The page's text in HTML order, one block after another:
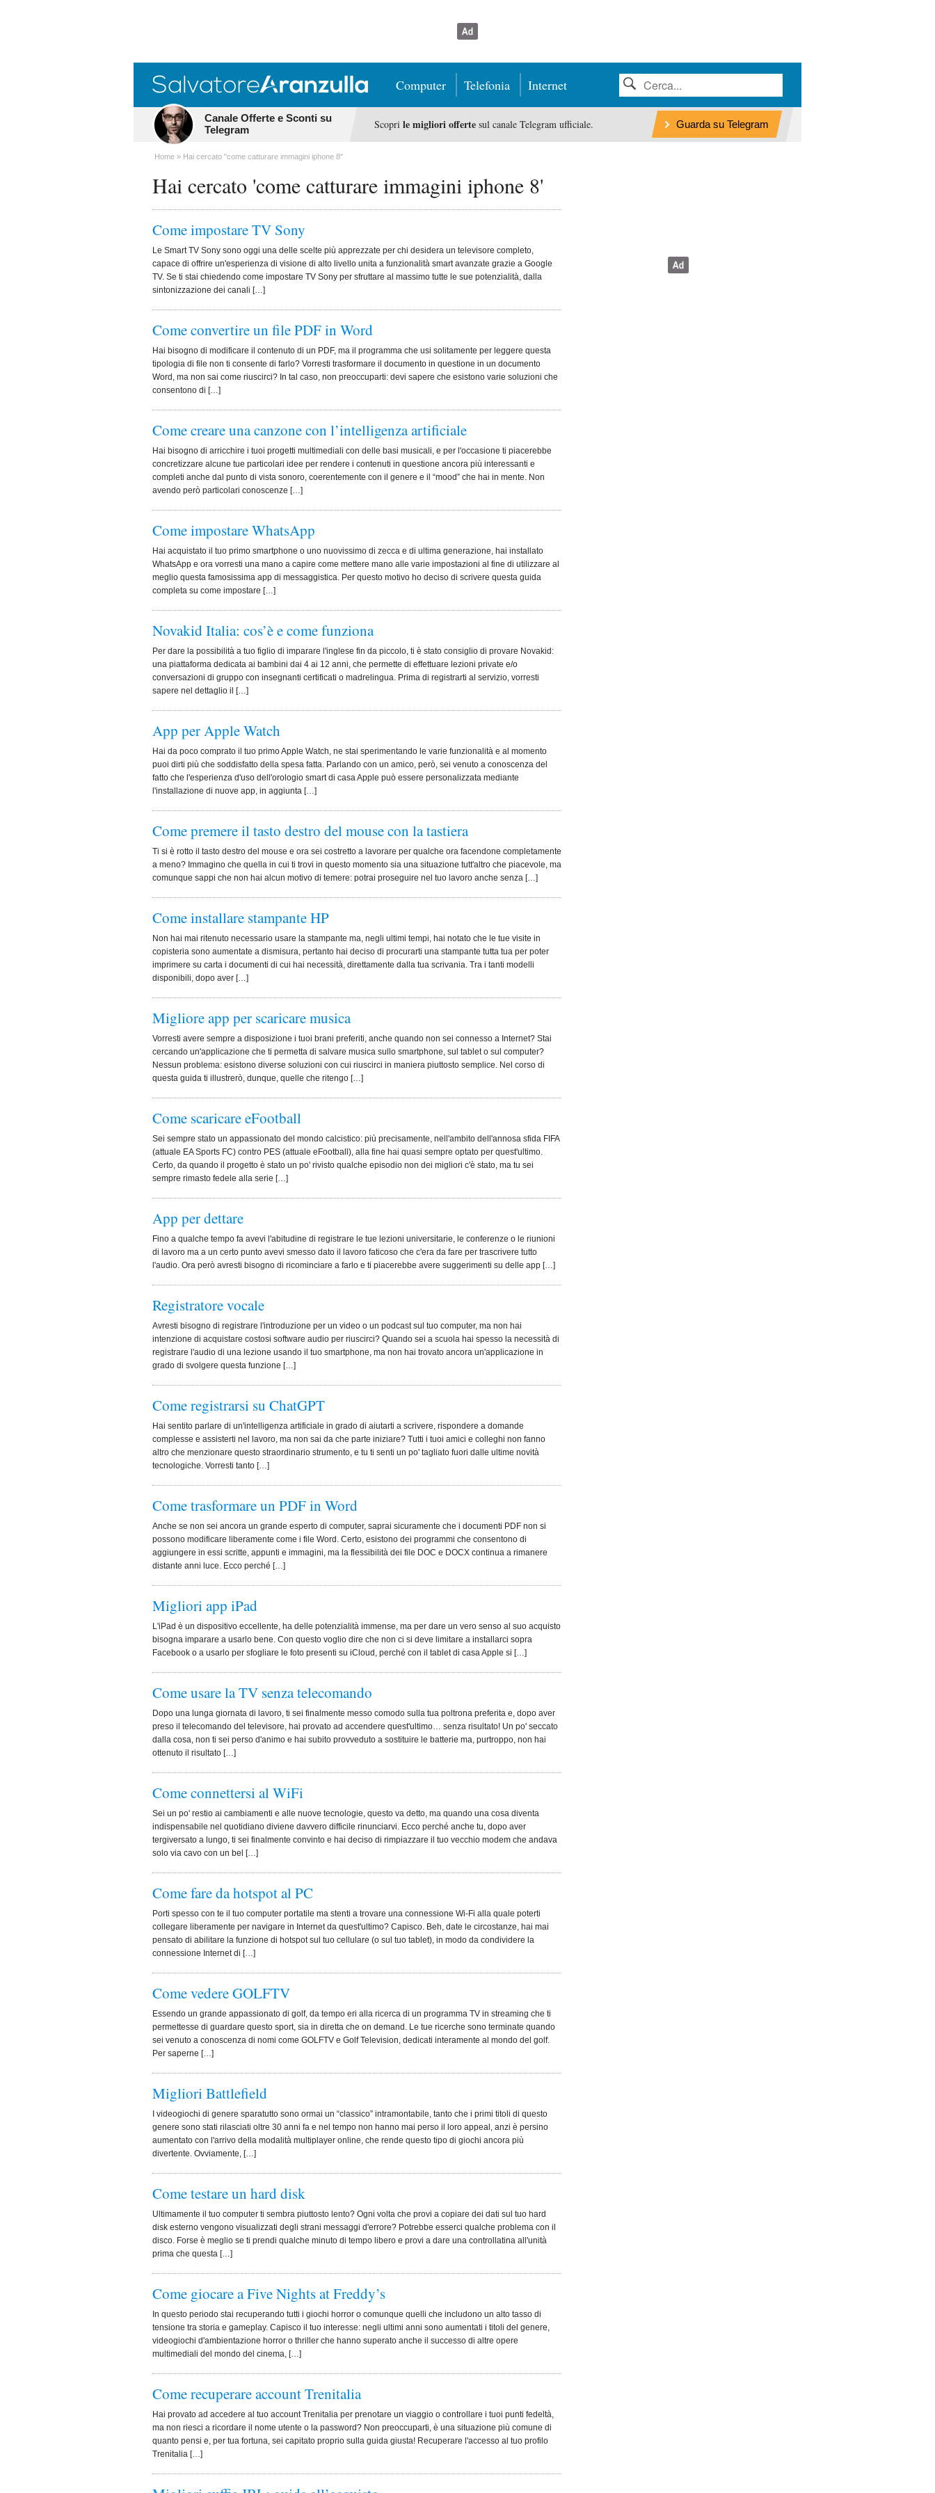
Computer Telefonia Internet
Canale Offerte e Sconti su
Telegram
Scopri le migliori offertesul canale Telegram ufficiale. Guarda su Telegram
Home Hai cercato "come catturare immagini iphone 8"
Hai cercato 'come catturare immagini iphone 8'
Come impostare TV Sony
Le Smart TV Sony sono oggi una delle scelte più apprezzate per chi desidera un televisore completo,
capace di offrire un'esperienza di visione di alto livello unita a funzionalità smart avanzate grazie a Google
TV. Se ti stai chiedendo come impostare TV Sony per sfruttare al massimo tutte le sue potenzialità, dalla
sintonizzazione dei canali […]
Come convertire un file PDF in Word
Hai bisogno di modificare il contenuto di un PDF, ma il programma che usi solitamente per leggere questa
tipologia di file non ti consente di farlo? Vorresti trasformare il documento in questione in un documento
Word, ma non sai come riuscirci? In tal caso, non preoccuparti: devi sapere che esistono varie soluzioni che
consentono di […]
Come creare una canzone con l’intelligenza artificiale
Hai bisogno di arricchire i tuoi progetti multimediali con delle basi musicali, e per l'occasione ti piacerebbe
concretizzare alcune tue particolari idee per rendere i contenuti in questione ancora più interessanti e
completi anche dal punto di vista sonoro, coerentemente con il genere e il “mood” che hai in mente. Non
avendo però particolari conoscenze […]
Come impostare WhatsApp
Hai acquistato il tuo primo smartphone o uno nuovissimo di zecca e di ultima generazione, hai installato
WhatsApp e ora vorresti una mano a capire come mettere mano alle varie impostazioni al fine di utilizzare al
meglio questa famosissima app di messaggistica. Per questo motivo ho deciso di scrivere questa guida
completa su come impostare […]
Novakid Italia: cos’è e come funziona
Per dare la possibilità a tuo figlio di imparare l'inglese fin da piccolo, ti è stato consiglio di provare Novakid:
una piattaforma dedicata ai bambini dai 4 ai 12 anni, che permette di effettuare lezioni private e/o
conversazioni di gruppo con insegnanti certificati o madrelingua. Prima di registrarti al servizio, vorresti
sapere nel dettaglio il […]
App per Apple Watch
Hai da poco comprato il tuo primo Apple Watch, ne stai sperimentando le varie funzionalità e al momento
puoi dirti più che soddisfatto della spesa fatta. Parlando con un amico, però, sei venuto a conoscenza del
fatto che l'esperienza d'uso dell'orologio smart di casa Apple può essere personalizzata mediante
l'installazione di nuove app, in aggiunta […]
Come premere il tasto destro del mouse con la tastiera
Ti si è rotto il tasto destro del mouse e ora sei costretto a lavorare per qualche ora facendone completamente
a meno? Immagino che quella in cui ti trovi in questo momento sia una situazione tutt'altro che piacevole, ma
comunque sappi che non hai alcun motivo di temere: potrai proseguire nel tuo lavoro anche senza […]
Come installare stampante HP
Non hai mai ritenuto necessario usare la stampante ma, negli ultimi tempi, hai notato che le tue visite in
copisteria sono aumentate a dismisura, pertanto hai deciso di procurarti una stampante tutta tua per poter
imprimere su carta i documenti di cui hai necessità, direttamente dalla tua scrivania. Tra i tanti modelli
disponibili, dopo aver […]
Migliore app per scaricare musica
Vorresti avere sempre a disposizione i tuoi brani preferiti, anche quando non sei connesso a Internet? Stai
cercando un'applicazione che ti permetta di salvare musica sullo smartphone, sul tablet o sul computer?
Nessun problema: esistono diverse soluzioni con cui riuscirci in maniera piuttosto semplice. Nel corso di
questa guida ti illustrerò, dunque, quelle che ritengo […]
Come scaricare eFootball
Sei sempre stato un appassionato del mondo calcistico: più precisamente, nell'ambito dell'annosa sfida FIFA
(attuale EA Sports FC) contro PES (attuale eFootball), alla fine hai quasi sempre optato per quest'ultimo.
Certo, da quando il progetto è stato un po' rivisto qualche episodio non dei migliori c'è stato, ma tu sei
sempre rimasto fedele alla serie […]
App per dettare
Fino a qualche tempo fa avevi l'abitudine di registrare le tue lezioni universitarie, le conferenze o le riunioni
di lavoro ma a un certo punto avevi smesso dato il lavoro faticoso che c'era da fare per trascrivere tutto
l'audio. Ora però avresti bisogno di ricominciare a farlo e ti piacerebbe avere suggerimenti su delle app […]
Registratore vocale
Avresti bisogno di registrare l'introduzione per un video o un podcast sul tuo computer, ma non hai
intenzione di acquistare costosi software audio per riuscirci? Quando sei a scuola hai spesso la necessità di
registrare l'audio di una lezione usando il tuo smartphone, ma non hai trovato ancora un'applicazione in
grado di svolgere questa funzione […]
Come registrarsi su ChatGPT
Hai sentito parlare di un'intelligenza artificiale in grado di aiutarti a scrivere, rispondere a domande
complesse e assisterti nel lavoro, ma non sai da che parte iniziare? Tutti i tuoi amici e colleghi non fanno
altro che menzionare questo straordinario strumento, e tu ti senti un po' tagliato fuori dalle ultime novità
tecnologiche. Vorresti tanto […]
Come trasformare un PDF in Word
Anche se non sei ancora un grande esperto di computer, saprai sicuramente che i documenti PDF non si
possono modificare liberamente come i file Word. Certo, esistono dei programmi che consentono di
aggiungere in essi scritte, appunti e immagini, ma la flessibilità dei file DOC e DOCX continua a rimanere
distante anni luce. Ecco perché […]
Migliori app iPad
L'iPad è un dispositivo eccellente, ha delle potenzialità immense, ma per dare un vero senso al suo acquisto
bisogna imparare a usarlo bene. Con questo voglio dire che non ci si deve limitare a installarci sopra
Facebook o a usarlo per sfogliare le foto presenti su iCloud, perché con il tablet di casa Apple si […]
Come usare la TV senza telecomando
Dopo una lunga giornata di lavoro, ti sei finalmente messo comodo sulla tua poltrona preferita e, dopo aver
preso il telecomando del televisore, hai provato ad accendere quest'ultimo… senza risultato! Un po' seccato
dalla cosa, non ti sei perso d'animo e hai subito provveduto a sostituire le batterie ma, purtroppo, non hai
ottenuto il risultato […]
Come connettersi al WiFi
Sei un po' restio ai cambiamenti e alle nuove tecnologie, questo va detto, ma quando una cosa diventa
indispensabile nel quotidiano diviene davvero difficile rinunciarvi. Ecco perché anche tu, dopo aver
tergiversato a lungo, ti sei finalmente convinto e hai deciso di rimpiazzare il tuo vecchio modem che andava
solo via cavo con un bel […]
Come fare da hotspot al PC
Porti spesso con te il tuo computer portatile ma stenti a trovare una connessione Wi-Fi alla quale poterti
collegare liberamente per navigare in Internet da quest'ultimo? Capisco. Beh, date le circostanze, hai mai
pensato di abilitare la funzione di hotspot sul tuo cellulare (o sul tuo tablet), in modo da condividere la
connessione Internet di […]
Come vedere GOLFTV
Essendo un grande appassionato di golf, da tempo eri alla ricerca di un programma TV in streaming che ti
permettesse di guardare questo sport, sia in diretta che on demand. Le tue ricerche sono terminate quando
sei venuto a conoscenza di nomi come GOLFTV e Golf Television, dedicati interamente al mondo del golf.
Per saperne […]
Migliori Battlefield
I videogiochi di genere sparatutto sono ormai un “classico” intramontabile, tanto che i primi titoli di questo
genere sono stati rilasciati oltre 30 anni fa e nel tempo non hanno mai perso il loro appeal, anzi è persino
aumentato con l'arrivo della modalità multiplayer online, che rende questo tipo di giochi ancora più
divertente. Ovviamente, […]
Come testare un hard disk
Ultimamente il tuo computer ti sembra piuttosto lento? Ogni volta che provi a copiare dei dati sul tuo hard
disk esterno vengono visualizzati degli strani messaggi d'errore? Potrebbe esserci qualche problema con il
disco. Forse è meglio se ti prendi qualche minuto di tempo libero e provi a dare una controllatina all'unità
prima che questa […]
Come giocare a Five Nights at Freddy’s
In questo periodo stai recuperando tutti i giochi horror o comunque quelli che includono un alto tasso di
tensione tra storia e gameplay. Capisco il tuo interesse: negli ultimi anni sono aumentati i titoli del genere,
videogiochi d'ambientazione horror o thriller che hanno superato anche il successo di altre opere
multimediali del mondo del cinema, […]
Come recuperare account Trenitalia
Hai provato ad accedere al tuo account Trenitalia per prenotare un viaggio o controllare i tuoi punti fedeltà,
ma non riesci a ricordare il nome utente o la password? Non preoccuparti, è una situazione più comune di
quanto pensi e, per tua fortuna, sei capitato proprio sulla guida giusta! Recuperare l'accesso al tuo profilo
Trenitalia […]